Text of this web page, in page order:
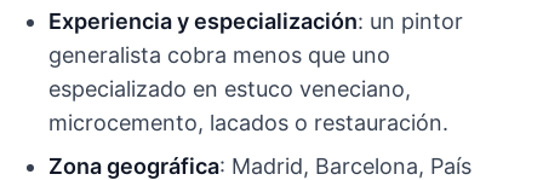
Experiencia y especialización: un pintor
generalista cobra menos que uno
especializado en estuco veneciano,
microcemento, lacados o restauración.
Zona geográfica: Madrid, Barcelona, País